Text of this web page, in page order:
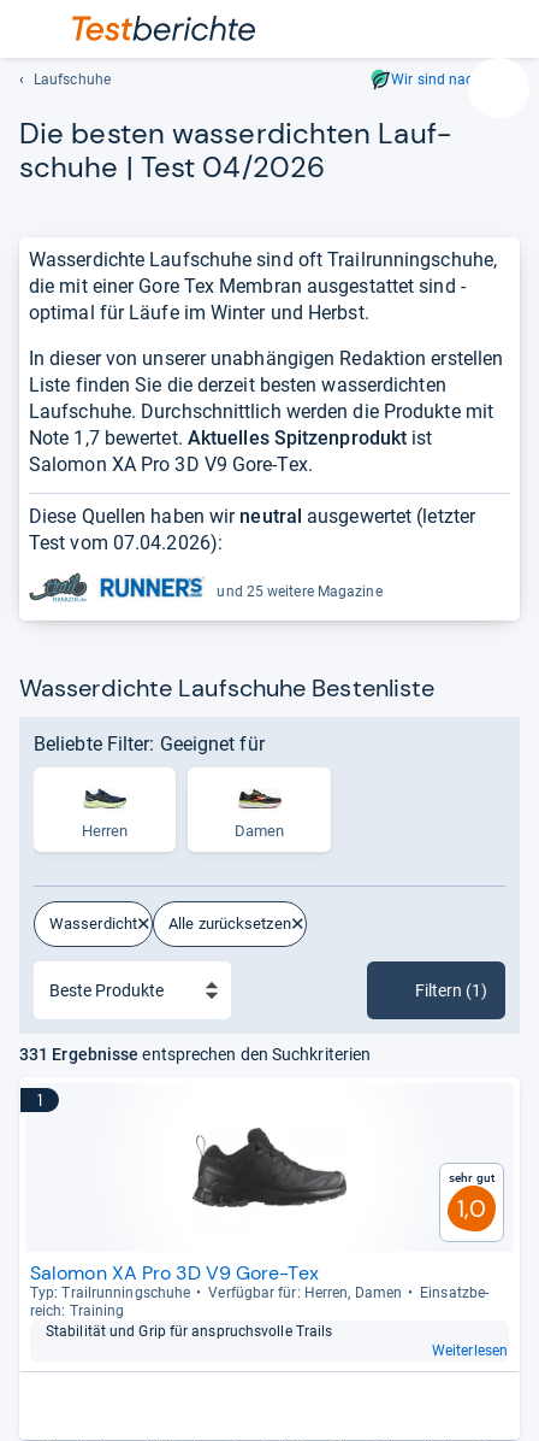
ein.
und
sich
Laufschuhe Wir sind nachhaltig
Die bes­ten was­ser­dich­ten Lauf­
schuhe | Test 04/2026
Wasserdichte Laufschuhe sind oft Trailrunningschuhe,
die mit einer Gore Tex Membran ausgestattet sind -
optimal für Läufe im Winter und Herbst.
In dieser von unserer unabhängigen Redaktion erstellen
Liste finden Sie die derzeit besten wasserdichten
Laufschuhe. Durchschnittlich werden die Produkte mit
Note 1,7 bewertet. Aktuelles Spitzenprodukt ist
Salomon XA Pro 3D V9 Gore-Tex.
Diese Quellen haben wir neutral ausgewertet (letzter
Test vom 07.04.2026):
und 25 weitere Magazine
Wasserdichte Laufschuhe Bestenliste
Beliebte Filter: Geeignet für
Herren Damen
Wasserdicht Alle zurücksetzen
Filtern (1)
331 Ergebnisse entsprechen den Suchkriterien
1
Sehr gut
1,0
Salomon XA Pro 3D V9 Gore-Tex
Typ: Trail­run­ning­schuhe Ver­füg­bar für: Her­ren, Damen
Ein­satz­be­
reich: Trai­ning
Sta­bi­li­tät und Grip für anspruchs­volle Trails
Weiterlesen